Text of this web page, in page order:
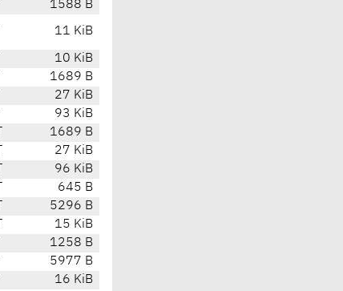
1588 B
11 KiB
10 KiB
1689 B
27 KiB
93 KiB
1689 B
27 KiB
96 KiB
645 B
5296 B
15 KiB
1258 B
5977 B
16 KiB